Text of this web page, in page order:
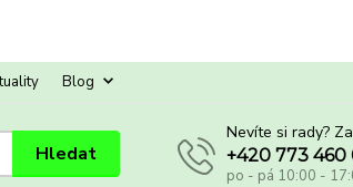
Blog
Hledat
Nevíte si rady?
+420 773 460
po - pá 10:00 -